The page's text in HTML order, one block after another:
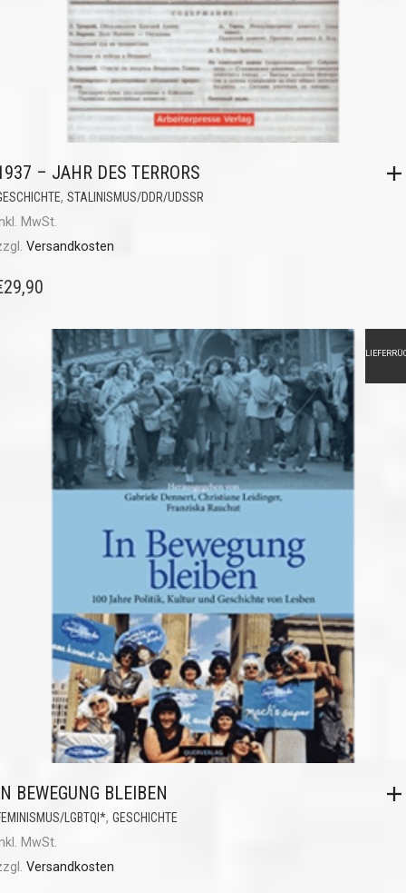
– JAHR DES TERRORS
, STALINISMUS/DDR/UDSSR
MwSt.
Versandkosten
29,90
BEWEGUNG BLEIBEN
LGBTQI*, GESCHICHTE
MwSt.
Versandkosten